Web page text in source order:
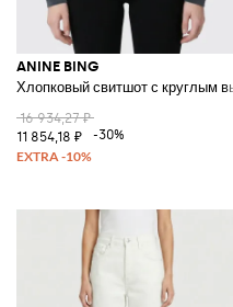
ANINE BING
Хлопковый свитшот с круглым
16 934,27 ₽
11 854,18 ₽
-30%